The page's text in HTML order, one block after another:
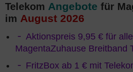
Telekom Angebote für
im August 2026
Aktionspreis 9,95 € für
MagentaZuhause Breitband
FritzBox ab 1 € mit